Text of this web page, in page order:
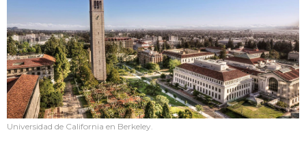
Universidad de California en Berkeley.